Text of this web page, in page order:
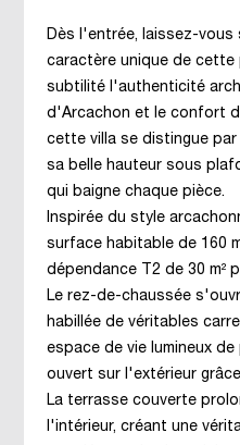
Dès l'entrée, laissez-vous
caractère unique de cette
subtilité l'authenticité
d'Arcachon et le confort
cette villa se distingue par
sa belle hauteur sous
qui baigne chaque pièce.
Inspirée du style
surface habitable de 160
dépendance T2 de 30 m²
Le rez-de-chaussée
habillée de véritables
espace de vie lumineux de
ouvert sur l'extérieur
La terrasse couverte
l'intérieur, créant une